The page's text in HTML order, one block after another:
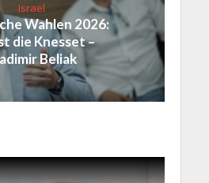
Israel
Wahlen 2026:
die Knesset –
Beliak